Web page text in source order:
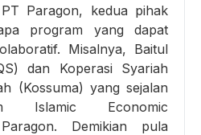
Paragon, kedua pihak
program yang dapat
Misalnya, Baitul
dan Koperasi Syariah
(Kossuma) yang sejalan
Islamic Economic
Demikian pula